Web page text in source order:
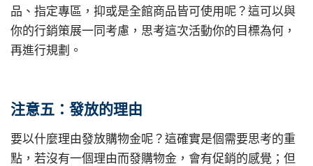
品、指定專區，抑或是全館商品皆可使用呢？這可以與
你的行銷策展一同考慮，思考這次活動你的目標為何，
再進行規劃。
注意五：發放的理由
要以什麼理由發放購物金呢？這確實是個需要思考的重
點，若沒有一個理由而發購物金，會有促銷的感覺；但